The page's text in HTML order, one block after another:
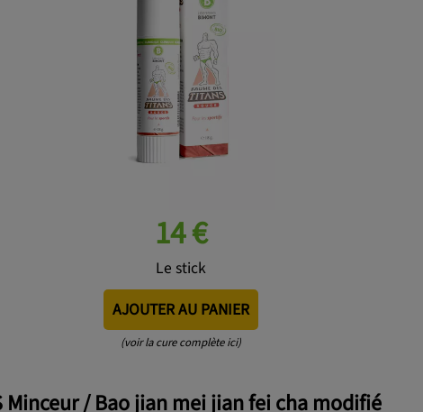
14 €
Le stick
AJOUTER AU PANIER
(voir la cure complète ici)
Minceur / Bao jian mei jian fei cha modifié